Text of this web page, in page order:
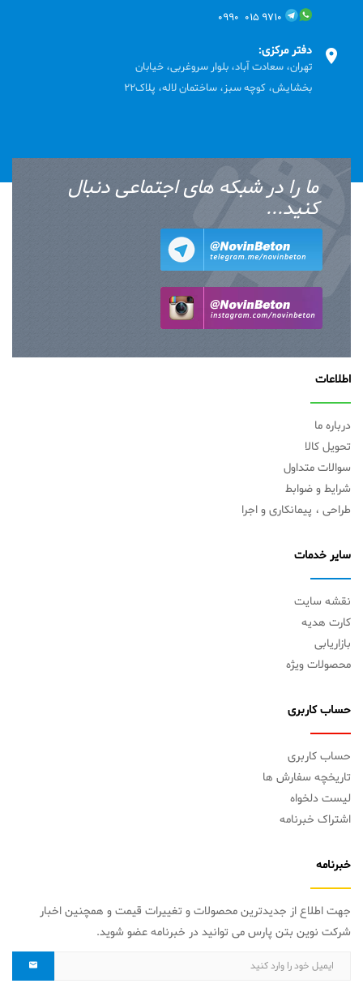
۹۷۱۰ ۰۱۵ ۰۹۹۰
دفتر مرکزی:
تهران، سعادت آباد، بلوار سروغربی، خیابان
بخشایش، کوچه سبز، ساختمان لاله، پلاک22
ما را در شبکه های اجتماعی دنبال
کنید...
اطلاعات
درباره ما
تحویل کالا
سوالات متداول
شرایط و ضوابط
طراحی ، پیمانکاری و اجرا
سایر خدمات
نقشه سایت
کارت هدیه
بازاریابی
محصولات ویژه
حساب کاربری
حساب کاربری
تاریخچه سفارش ها
لیست دلخواه
اشتراک خبرنامه
خبرنامه
جهت اطلاع از جدیدترین محصولات و تغییرات قیمت و همچنین اخبار
شرکت نوین بتن پارس می توانید در خبرنامه عضو شوید.